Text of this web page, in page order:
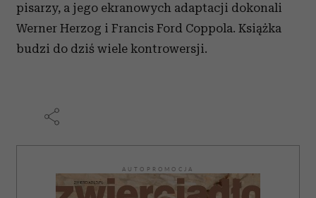
pisarzy, a jego ekranowych adaptacji dokonali
Werner Herzog i Francis Ford Coppola. Książka
budzi do dziś wiele kontrowersji.
AUTOPROMOCJA